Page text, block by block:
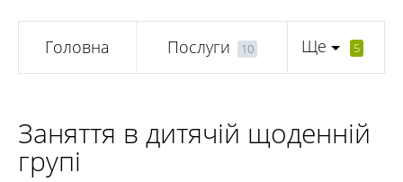
Головна Послуги 10 Ще 5
Заняття в дитячій щоденній
групі